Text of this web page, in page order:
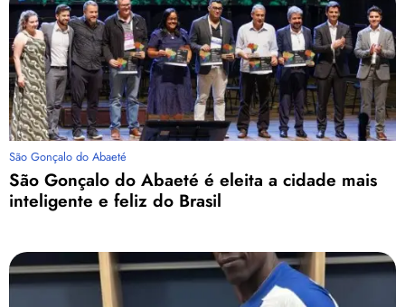
São Gonçalo do Abaeté
São Gonçalo do Abaeté é eleita a cidade mais
inteligente e feliz do Brasil